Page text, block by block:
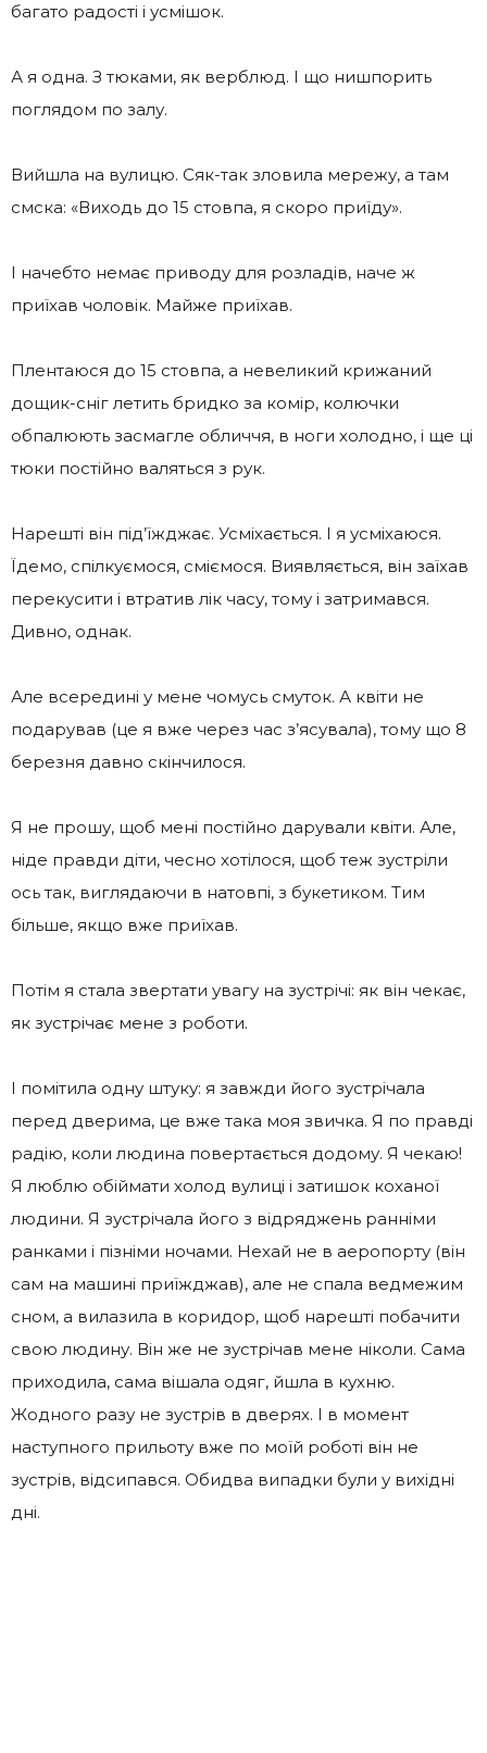
багато радості і усмішок.
А я одна. З тюками, як верблюд. І що нишпорить
поглядом по залу.
Вийшла на вулицю. Сяк-так зловила мережу, а там
смска: «Виходь до 15 стовпа, я скоро приїду».
І начебто немає приводу для розладів, наче ж
приїхав чоловік. Майже приїхав.
Плентаюся до 15 стовпа, а невеликий крижаний
дощик-сніг летить бридко за комір, колючки
обпалюють засмагле обличчя, в ноги холодно, і ще ці
тюки постійно валяться з рук.
Нарешті він під’їжджає. Усміхається. І я усміхаюся.
Їдемо, спілкуємося, сміємося. Виявляється, він заїхав
перекусити і втратив лік часу, тому і затримався.
Дивно, однак.
Але всередині у мене чомусь смуток. А квіти не
подарував (це я вже через час з’ясувала), тому що 8
березня давно скінчилося.
Я не прошу, щоб мені постійно дарували квіти. Але,
ніде правди діти, чесно хотілося, щоб теж зустріли
ось так, виглядаючи в натовпі, з букетиком. Тим
більше, якщо вже приїхав.
Потім я стала звертати увагу на зустрічі: як він чекає,
як зустрічає мене з роботи.
І помітила одну штуку: я завжди його зустрічала
перед дверима, це вже така моя звичка. Я по правді
радію, коли людина повертається додому. Я чекаю!
Я люблю обіймати холод вулиці і затишок коханої
людини. Я зустрічала його з відряджень ранніми
ранками і пізніми ночами. Нехай не в аеропорту (він
сам на машині приїжджав), але не спала ведмежим
сном, а вилазила в коридор, щоб нарешті побачити
свою людину. Він же не зустрічав мене ніколи. Сама
приходила, сама вішала одяг, йшла в кухню.
Жодного разу не зустрів в дверях. І в момент
наступного прильоту вже по моїй роботі він не
зустрів, відсипався. Обидва випадки були у вихідні
дні.